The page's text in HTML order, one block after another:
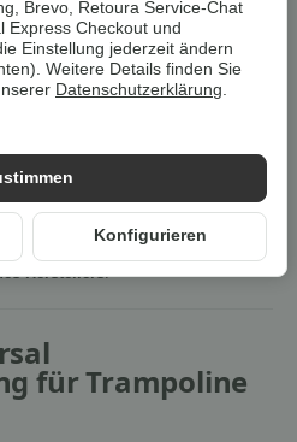
wir aufwendige
möglich ist, versenden wir Ihre
Herstellers.
für Trampoline
Konfigurieren
Brevo, Retoura Service-Chat
Express Checkout und
Einstellung jederzeit ändern
Weitere Details finden Sie
Datenschutzerklärung